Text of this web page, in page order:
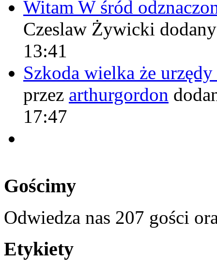
Witam W śród
Czeslaw Żywicki
13:41
Szkoda wielka że
przez arthurgordon
17:47
Gościmy
Odwiedza nas 207 gości
Etykiety